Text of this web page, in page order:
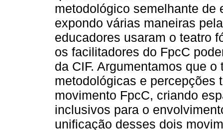
metodológico semelhante de
expondo várias maneiras
educadores usaram o teatro
os facilitadores do FpcC
da CIF. Argumentamos que
metodológicas e percepções
movimento FpcC, criando
inclusivos para o
unificação desses dois